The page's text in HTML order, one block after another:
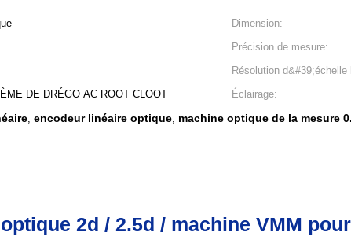
Dimension:
Précision de mesure:
Résolution d&#39;échelle
DE DRÉGO AC ROOT CLOOT Éclairage:
, encodeur linéaire optique, machine optique de la mesure
2d / 2.5d / machine VMM